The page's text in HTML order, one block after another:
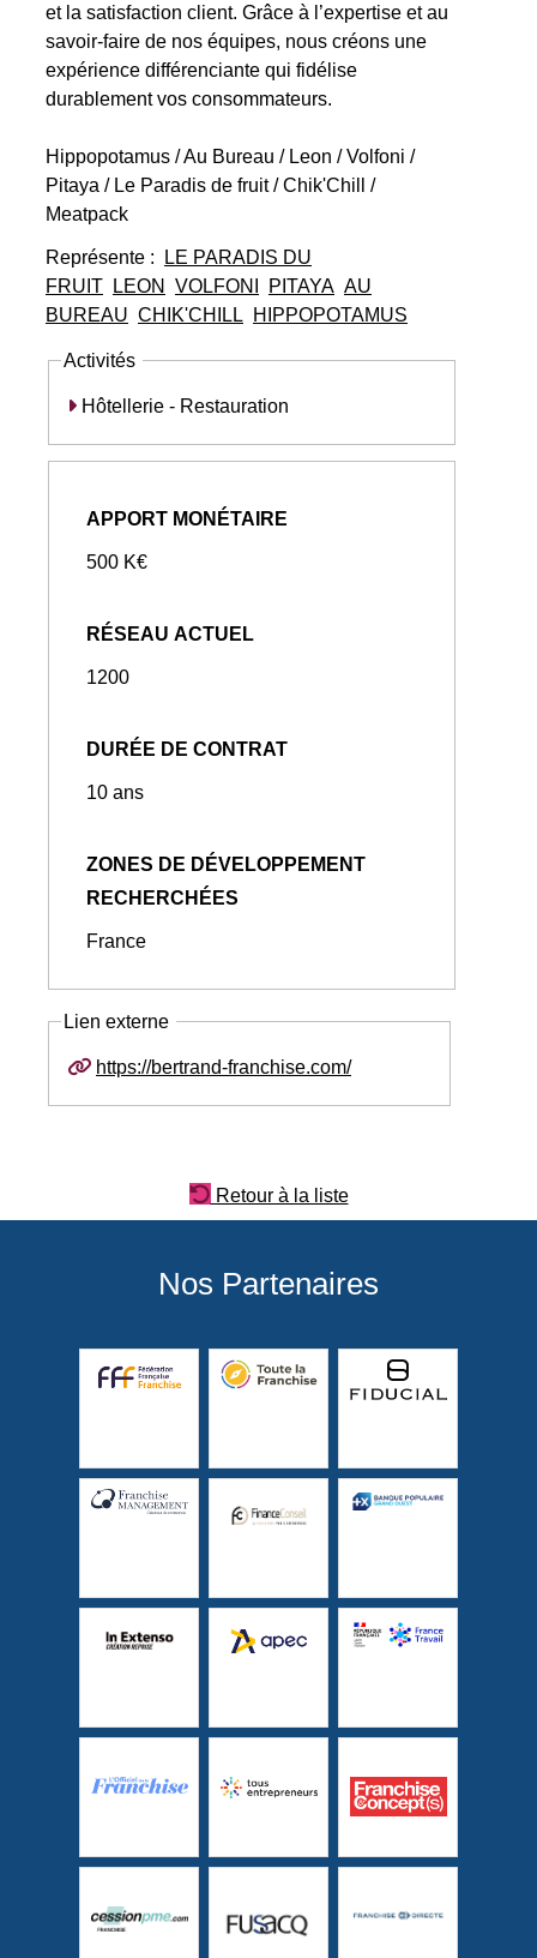
et la satisfaction client. Grâce à l’expertise et au
savoir-faire de nos équipes, nous créons une
expérience différenciante qui fidélise
durablement vos consommateurs.
Hippopotamus / Au Bureau / Leon / Volfoni /
Pitaya / Le Paradis de fruit / Chik'Chill /
Meatpack
Représente :
LE PARADIS DU
FRUIT
LEON VOLFONI PITAYA AU
BUREAU CHIK'CHILL HIPPOPOTAMUS
Activités
Hôtellerie - Restauration
APPORT MONÉTAIRE
500 K€
RÉSEAU ACTUEL
1200
DURÉE DE CONTRAT
10 ans
ZONES DE DÉVELOPPEMENT
RECHERCHÉES
France
Lien externe
https://bertrand-franchise.com/
Retour à la liste
Nos Partenaires